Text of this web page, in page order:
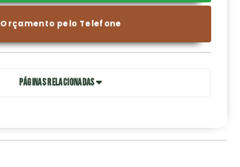
Orçamento pelo Telefone
Páginas Relacionadas